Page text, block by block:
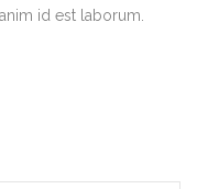
id est laborum.